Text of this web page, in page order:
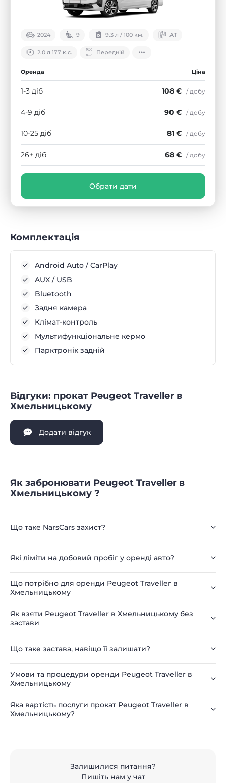
2024 9 9.3 л / 100 км. АТ
2.0 л 177 к.с. Передній
Оренда Ціна
1-3 діб 108 € / добу
4-9 діб 90 € / добу
10-25 діб 81 € / добу
26+ діб 68 € / добу
Обрати дати
Комплектація
Android Auto / CarPlay
AUX / USB
Bluetooth
Задня камера
Клімат-контроль
Мультифункціональне кермо
Парктронік задній
Відгуки: прокат Peugeot Traveller в
Хмельницькому
Додати відгук
Як забронювати Peugeot Traveller в
Хмельницькому ?
Що таке NarsCars захист?
Які ліміти на добовий пробіг у оренді авто?
Що потрібно для оренди Peugeot Traveller в
Хмельницькому
Як взяти Peugeot Traveller в Хмельницькому без
застави
Що таке застава, навіщо її залишати?
Умови та процедури оренди Peugeot Traveller в
Хмельницькому
Яка вартість послуги прокат Peugeot Traveller в
Хмельницькому?
Залишилися питання?
Пишіть нам у чат